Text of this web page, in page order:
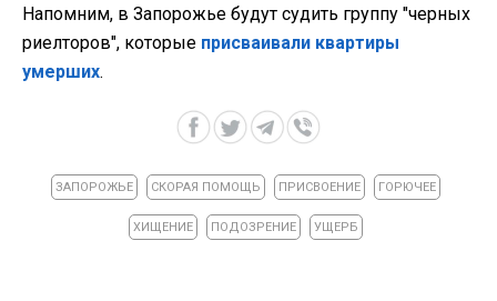
Напомним, в Запорожье будут судить группу "черных
риелторов", которые присваивали квартиры
умерших.
ЗАПОРОЖЬЕ СКОРАЯ ПОМОЩЬ ПРИСВОЕНИЕ ГОРЮЧЕЕ
ХИЩЕНИЕ ПОДОЗРЕНИЕ УЩЕРБ